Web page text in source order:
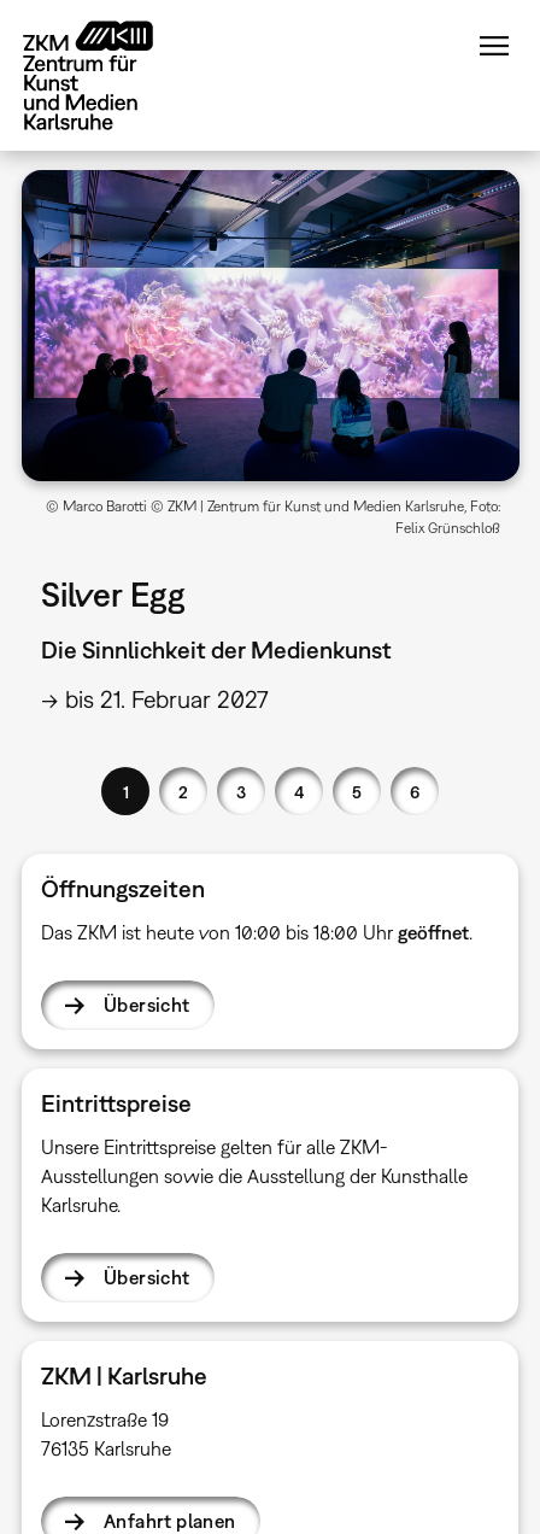
zum
Inhalt
© Marco Barotti © ZKM | Zentrum für Kunst und Medien Karlsruhe, Foto:
Felix Grünschloß
Silver Egg
Die Sinnlichkeit der Medienkunst
→ bis 21. Februar 2027
1 2 3 4 5 6
Öffnungszeiten
Das ZKM ist heute von 10:00 bis 18:00 Uhr geöffnet.
Übersicht
Eintrittspreise
Unsere Eintrittspreise gelten für alle ZKM-
Ausstellungen sowie die Ausstellung der Kunsthalle
Karlsruhe.
Übersicht
ZKM | Karlsruhe
Lorenzstraße 19
76135 Karlsruhe
Anfahrt planen